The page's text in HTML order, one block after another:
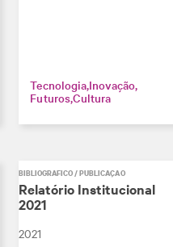
TecnologiaInovação
FuturosCultura
BIBLIOGRÁFICO / PUBLICAÇÃO
Relatório Institucional
2021
2021